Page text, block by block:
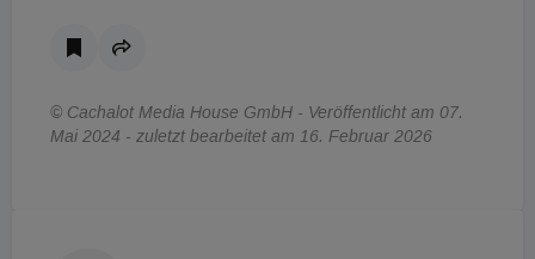
© Cachalot Media House GmbH - Veröffentlicht am 07.
Mai 2024 - zuletzt bearbeitet am 16. Februar 2026